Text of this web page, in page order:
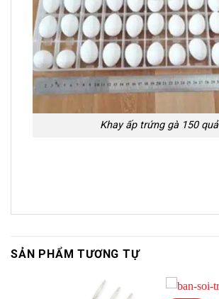
Khay ấp trứng gà 150 quả
SẢN PHẨM TƯƠNG TỰ